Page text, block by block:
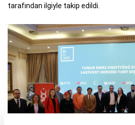
tarafından ilgiyle takip edildi.